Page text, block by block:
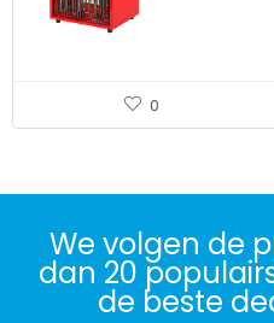
0
We volgen de
dan 20
de beste